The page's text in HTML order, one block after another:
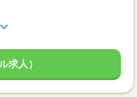
求人）